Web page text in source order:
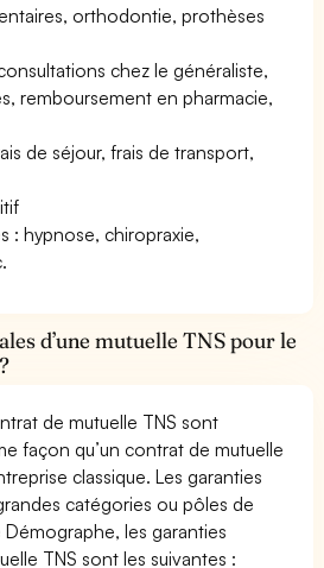
orthodontie, prothèses
chez le généraliste,
remboursement en pharmacie,
de séjour, frais de transport,
: hypnose, chiropraxie,
d’une mutuelle TNS pour le
de mutuelle TNS sont
façon qu’un contrat de mutuelle
classique. Les garanties
catégories ou pôles de
les garanties
TNS sont les suivantes :